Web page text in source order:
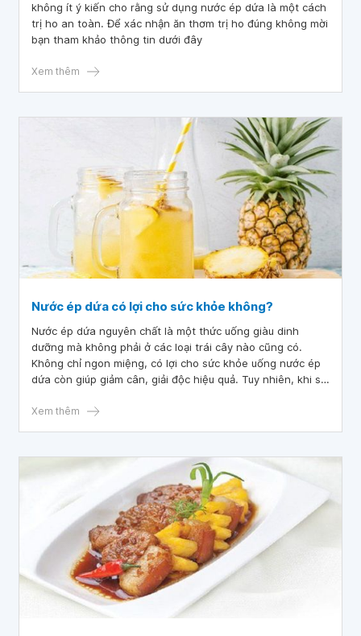
không ít ý kiến cho rằng sử dụng nước ép dứa là một cách
trị ho an toàn. Để xác nhận ăn thơm trị ho đúng không mời
bạn tham khảo thông tin dưới đây
Xem thêm
Nước ép dứa có lợi cho sức khỏe không?
Nước ép dứa nguyên chất là một thức uống giàu dinh
dưỡng mà không phải ở các loại trái cây nào cũng có.
Không chỉ ngon miệng, có lợi cho sức khỏe uống nước ép
dứa còn giúp giảm cân, giải độc hiệu quả. Tuy nhiên, khi sử
Xem thêm